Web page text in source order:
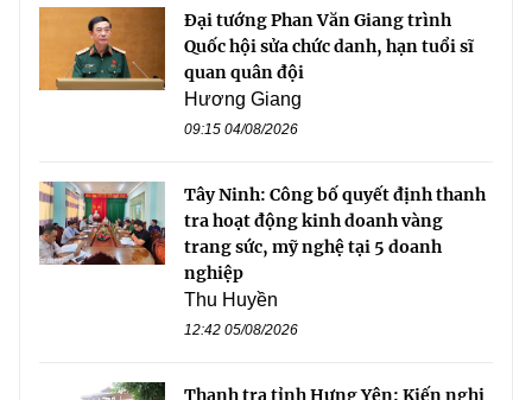
Đại tướng Phan Văn Giang trình
Quốc hội sửa chức danh, hạn tuổi sĩ
quan quân đội
Hương Giang
09:15 04/08/2026
Tây Ninh: Công bố quyết định thanh
tra hoạt động kinh doanh vàng
trang sức, mỹ nghệ tại 5 doanh
nghiệp
Thu Huyền
12:42 05/08/2026
Thanh tra tỉnh Hưng Yên: Kiến nghị